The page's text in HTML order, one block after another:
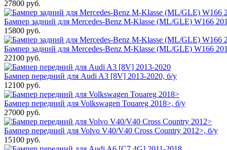
27800 руб.
Бампер задний для Mercedes-Benz M-Klasse (ML/GLE) W166
15800 руб.
Бампер задний для Mercedes-Benz M-Klasse (ML/GLE) W166
22100 руб.
Бампер передний для Audi A3 [8V] 2013-2020, б/у
12100 руб.
Бампер передний для Volkswagen Touareg 2018>, б/у
27000 руб.
Бампер передний для Volvo V40/V40 Cross Country 2012>, б/у
15100 руб.